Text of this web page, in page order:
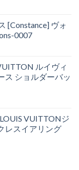
[Constance] ヴォ
0007
ルイヴィ
ス ショルダーバッ
VUITTONジ
レスイアリング